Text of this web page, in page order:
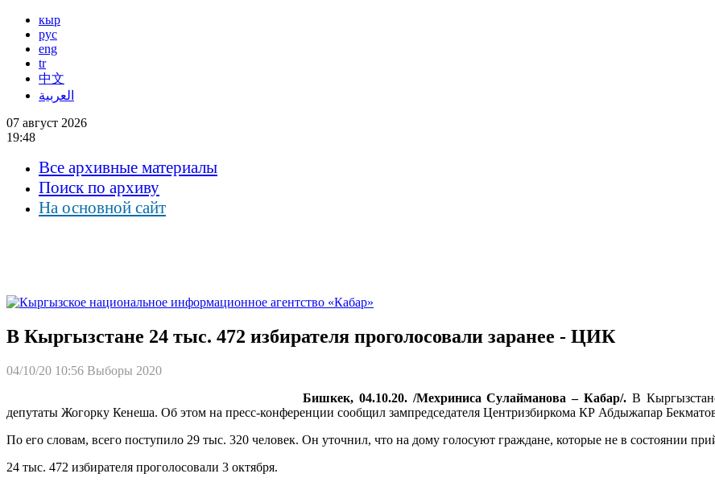
кыр
рус
eng
tr
中文
العربية
07 август 2026
19:48
Все архивные материалы
Поиск по архиву
На основной сайт
В Кыргызстане 24 тыс. 472 избирателя проголосовали заранее - ЦИК
04/10/20 10:56 Выборы 2020
Бишкек, 04.10.20. /Мехриниса Сулайманова – Кабар/. В
депутаты Жогорку Кенеша. Об этом на пресс-конференции сообщил зампредседателя Центризбиркома КР Абдыжапар
По его словам, всего поступило 29 тыс. 320 человек. Он уточнил, что на дому голосуют граждане, которые не в состоянии
24 тыс. 472 избирателя проголосовали 3 октября.